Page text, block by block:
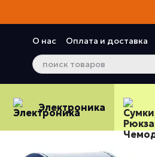
О нас Оплата и доставка
Контактная информация
Отзывы о магазине
Электроника